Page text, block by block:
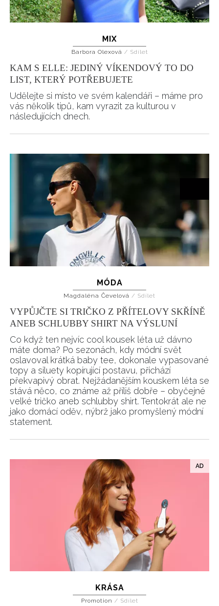
MIX
Barbora Olexová / Sdílet
KAM S ELLE: JEDINÝ VÍKENDOVÝ TO DO
LIST, KTERÝ POTŘEBUJETE
Udělejte si místo ve svém kalendáři – máme pro
vás několik tipů, kam vyrazit za kulturou v
následujících dnech.
MÓDA
Magdaléna Čevelová / Sdílet
VYPŮJČTE SI TRIČKO Z PŘÍTELOVY SKŘÍNĚ
ANEB SCHLUBBY SHIRT NA VÝSLUNÍ
Co když ten nejvíc cool kousek léta už dávno
máte doma? Po sezonách, kdy módní svět
oslavoval krátká baby tee, dokonale vypasované
topy a siluety kopírující postavu, přichází
překvapivý obrat. Nejžádanějším kouskem léta se
stává něco, co známe až příliš dobře – obyčejné
velké tričko aneb schlubby shirt. Tentokrát ale ne
jako domácí oděv, nýbrž jako promyšlený módní
statement.
KRÁSA
Promotion / Sdílet